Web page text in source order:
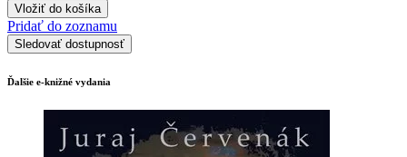
Vložiť do košíka
Pridať do zoznamu
Sledovať dostupnosť
Ďalšie e-knižné vydania